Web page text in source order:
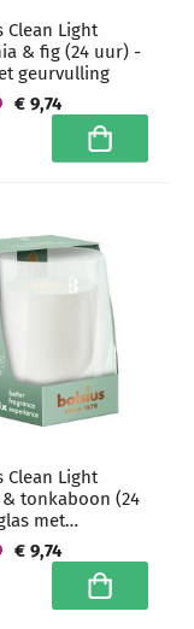
Clean Light
& fig (24 uur) -
geurvulling
€ 9,74
In
Clean Light
tonkaboon (24
met
€ 9,74
In